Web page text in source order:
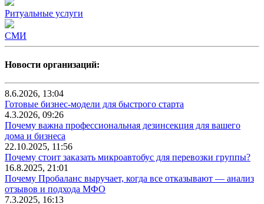
Ритуальные услуги
СМИ
Новости организаций:
8.6.2026, 13:04
Готовые бизнес-модели для быстрого старта
4.3.2026, 09:26
Почему важна профессиональная дезинсекция для вашего
дома и бизнеса
22.10.2025, 11:56
Почему стоит заказать микроавтобус для перевозки группы?
16.8.2025, 21:01
Почему Пробаланс выручает, когда все отказывают — анализ
отзывов и подхода МФО
7.3.2025, 16:13